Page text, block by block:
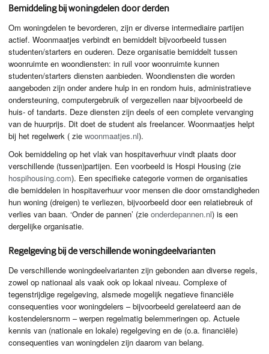
Bemiddeling bij woningdelen door derden
Om woningdelen te bevorderen, zijn er diverse intermediaire partijen
actief. Woonmaatjes verbindt en bemiddelt bijvoorbeeld tussen
studenten/starters en ouderen. Deze organisatie bemiddelt tussen
woonruimte en woondiensten: in ruil voor woonruimte kunnen
studenten/starters diensten aanbieden. Woondiensten die worden
aangeboden zijn onder andere hulp in en rondom huis, administratieve
ondersteuning, computergebruik of vergezellen naar bijvoorbeeld de
huis- of tandarts. Deze diensten zijn deels of een complete vervanging
van de huurprijs. Dit doet de student als freelancer. Woonmaatjes helpt
bij het regelwerk ( ziewoonmaatjes.nl).
Ook bemiddeling op het vlak van hospitaverhuur vindt plaats door
verschillende (tussen)partijen. Een voorbeeld is Hospi Housing (zie
hospihousing.com). Een specifieke categorie vormen de organisaties
die bemiddelen in hospitaverhuur voor mensen die door omstandigheden
hun woning (dreigen) te verliezen, bijvoorbeeld door een relatiebreuk of
verlies van baan. ‘Onder de pannen’ (zieonderdepannen.nl) is een
dergelijke organisatie.
Regelgeving bij de verschillende woningdeelvarianten
De verschillende woningdeelvarianten zijn gebonden aan diverse regels,
zowel op nationaal als vaak ook op lokaal niveau. Complexe of
tegenstrijdige regelgeving, alsmede mogelijk negatieve financiële
consequenties voor woningdelers – bijvoorbeeld gerelateerd aan de
kostendelersnorm – werpen regelmatig belemmeringen op. Actuele
kennis van (nationale en lokale) regelgeving en de (o.a. financiële)
consequenties van woningdelen zijn daarom van belang.